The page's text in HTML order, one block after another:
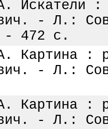
Искатели :
- Л.:
- 472 с.
Картина :
- Л.:
Картина :
- Л.: